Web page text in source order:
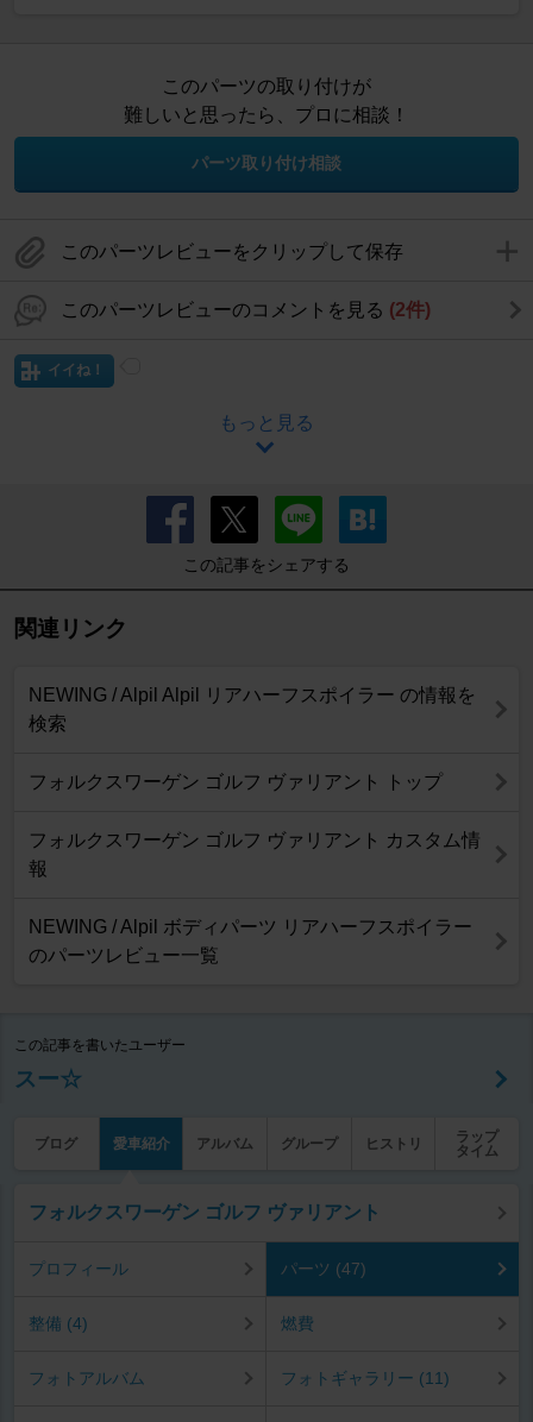
このパーツの取り付けが
難しいと思ったら、プロに相談！
パーツ取り付け相談
このパーツレビューをクリップして保存
このパーツレビューのコメントを見る (2件)
イイね！
もっと見る
この記事をシェアする
関連リンク
NEWING / Alpil Alpil リアハーフスポイラー の情報を
検索
フォルクスワーゲン ゴルフ ヴァリアント トップ
フォルクスワーゲン ゴルフ ヴァリアント カスタム情
報
NEWING / Alpil ボディパーツ リアハーフスポイラー
のパーツレビュー一覧
この記事を書いたユーザー
スー☆
ブログ 愛車紹介 アルバム グループ ヒストリ
ラップ
タイム
フォルクスワーゲン ゴルフ ヴァリアント
プロフィール パーツ (47)
整備 (4) 燃費
フォトアルバム フォトギャラリー (11)